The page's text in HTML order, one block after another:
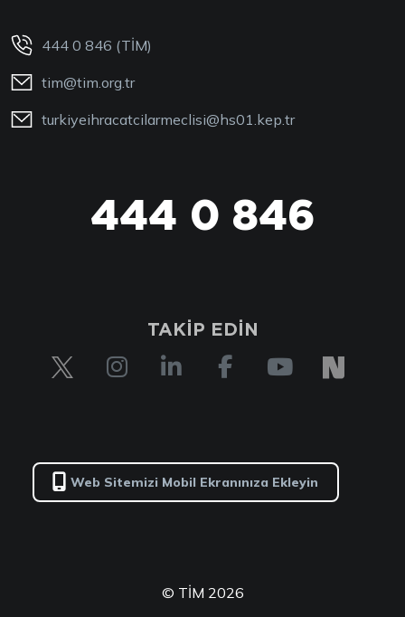
444 0 846 (TİM)
tim@tim.org.tr
turkiyeihracatcilarmeclisi@hs01.kep.tr
444 0 846
TAKİP EDİN
Web Sitemizi Mobil Ekranınıza Ekleyin
© TİM 2026